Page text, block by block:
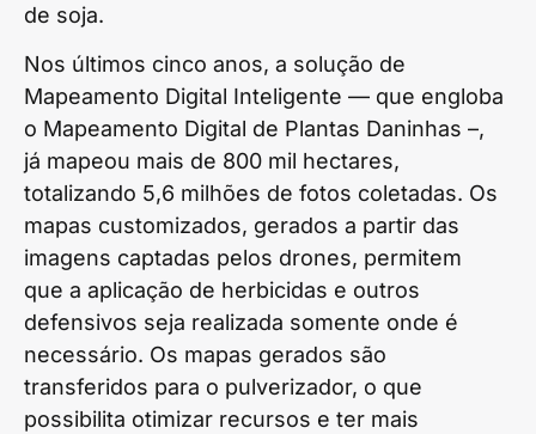
de soja.
Nos últimos cinco anos, a solução de
Mapeamento Digital Inteligente — que engloba
o Mapeamento Digital de Plantas Daninhas –,
já mapeou mais de 800 mil hectares,
totalizando 5,6 milhões de fotos coletadas. Os
mapas customizados, gerados a partir das
imagens captadas pelos drones, permitem
que a aplicação de herbicidas e outros
defensivos seja realizada somente onde é
necessário. Os mapas gerados são
transferidos para o pulverizador, o que
possibilita otimizar recursos e ter mais